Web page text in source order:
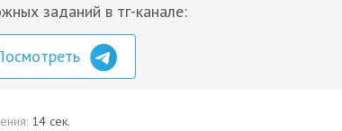
заданий в тг-канале:
14 сек.